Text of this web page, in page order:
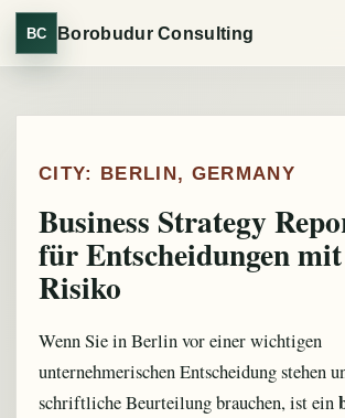
BC Borobudur Consulting
CITY: BERLIN, GERMANY
Business Strategy
für Entscheidungen
Risiko
Wenn Sie in Berlin vor einer wichtigen
unternehmerischen Entscheidung stehen
schriftliche Beurteilung brauchen, ist ein